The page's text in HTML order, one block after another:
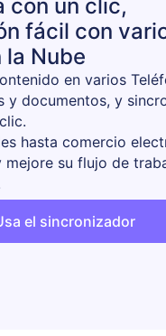
con un clic,
fácil con
la Nube
en varios
y documentos, y
hasta comercio
mejore su flujo de
el sincronizador